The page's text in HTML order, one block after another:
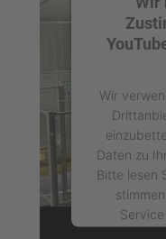
Wir
Daten zu
Bitte lesen